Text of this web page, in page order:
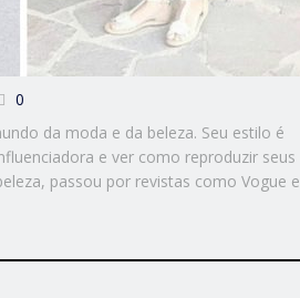
0
da moda e da beleza. Seu estilo é
e ver como reproduzir seus
passou por revistas como Vogue e